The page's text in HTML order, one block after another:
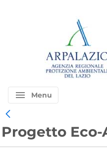
menu Menu
Progetto